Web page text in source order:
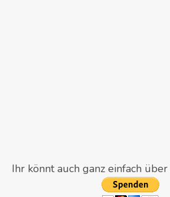
Ihr könnt auch ganz einfach